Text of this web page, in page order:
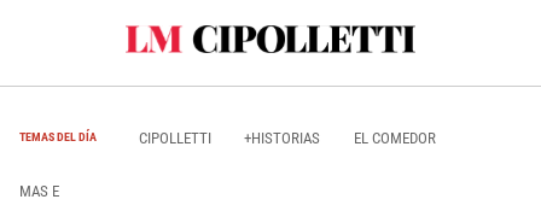
TEMAS DEL DÍA CIPOLLETTI +HISTORIAS EL COMEDOR
MAS E